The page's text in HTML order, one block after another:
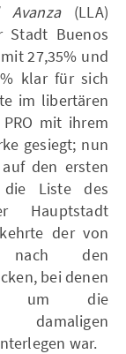
Avanza (LLA)
Stadt Buenos
27,35% und
klar für sich
im libertären
mit ihrem
gesiegt; nun
den ersten
Liste des
Hauptstadt
der von
nach den
bei denen
um die
damaligen
war.